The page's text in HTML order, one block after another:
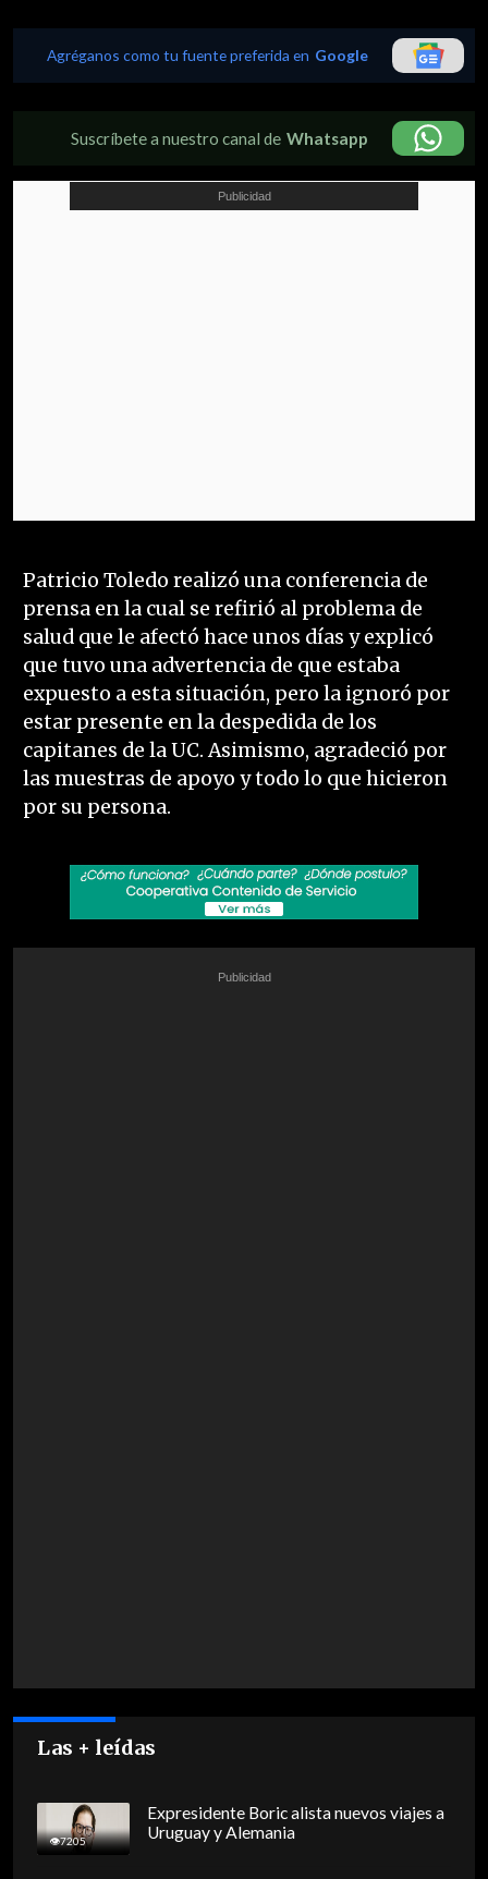
Agréganos como tu fuente preferida en Google
Suscríbete a nuestro canal de Whatsapp
Patricio Toledo realizó una conferencia de
prensa en la cual se refirió al problema de
salud que le afectó hace unos días y explicó
que tuvo una advertencia de que estaba
expuesto a esta situación, pero la ignoró por
estar presente en la despedida de los
capitanes de la UC. Asimismo, agradeció por
las muestras de apoyo y todo lo que hicieron
por su persona.
Las + leídas
7205
Expresidente Boric alista nuevos viajes a
Uruguay y Alemania